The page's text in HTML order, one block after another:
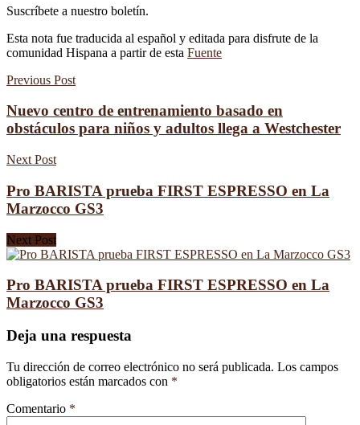
Suscríbete a nuestro boletín.
Esta nota fue traducida al español y editada para disfrute de la
comunidad Hispana a partir de esta Fuente
Previous Post
Nuevo centro de entrenamiento basado en
obstáculos para niños y adultos llega a Westchester
Next Post
Pro BARISTA prueba FIRST ESPRESSO en La
Marzocco GS3
Next Post
Pro BARISTA prueba FIRST ESPRESSO en La
Marzocco GS3
Deja una respuesta
Tu dirección de correo electrónico no será publicada. Los campos
obligatorios están marcados con *
Comentario *